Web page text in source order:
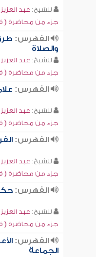
للشيخ: عبد العزيز
جزء من محاضرة (
الفهرس:
والصلاة
للشيخ: عبد العزيز
جزء من محاضرة (
الفهرس:
للشيخ: عبد العزيز
جزء من محاضرة (
الفهرس:
للشيخ: عبد العزيز
جزء من محاضرة (
الفهرس:
للشيخ: عبد العزيز
جزء من محاضرة (
الفهرس:
الجماعة